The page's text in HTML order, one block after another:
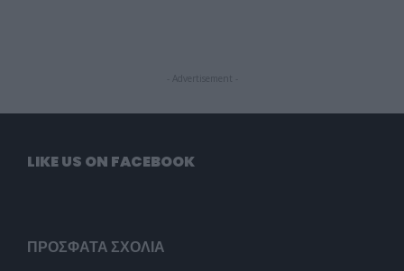
- Advertisement -
LIKE US ON FACEBOOK
ΠΡΌΣΦΑΤΑ ΣΧΌΛΙΑ